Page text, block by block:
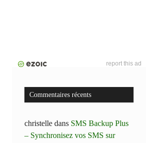
report this ad
Commentaires récents
christelle dans SMS Backup Plus
– Synchronisez vos SMS sur